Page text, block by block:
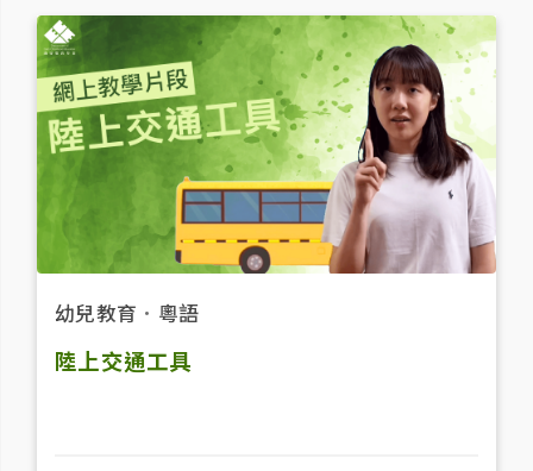
幼兒教育 ． 粵語
陸上交通工具